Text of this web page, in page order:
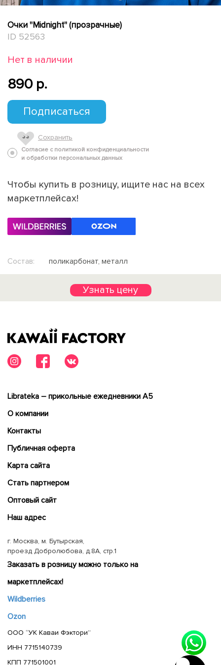
Очки "Midnight" (прозрачные)
ID 52563
Нет в наличии
890 p.
Подписаться
Сохранить
Согласие с политикой конфиденциальности
и обработки персональных данных
Чтобы купить в розницу, ищите нас на всех
маркетплейсах!
Состав: поликарбонат, металл
Узнать цену
Librateka – прикольные ежедневники А5
О компании
Контакты
Публичная оферта
Карта сайта
Cтать партнером
Оптовый сайт
Наш адрес
г. Москва, м. Бутырская,
проезд Добролюбова, д.8А, стр.1
Заказать в розницу можно только на
маркетплейсах!
Wildberries
Ozon
ООО “УК Каваи Фэктори”
ИНН 7715140739
КПП 771501001